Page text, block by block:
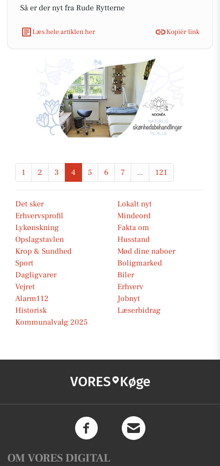
Så er der nyt fra Rude Rytterne
Læs hele artiklen her Kopiér link
1 2 3 4 5 6 7 ... 121
Det sker
Lokalt nyt
Erhvervsprofil
Mindeord
Lykønskning
Fakta om
Opslagstavlen
Husstand
Krop & Sundhed
Mød dine naboer
Sport
Boligmarked
Dagligvarer
Biler
Vejret
Erhverv
Alarm112
Jobnyt
Historisk
Læserbidrag
Kommunalvalg 2025
VORES Køge
OM VORES DIGITAL